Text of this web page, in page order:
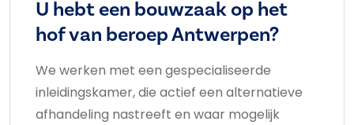
U hebt een bouwzaak op het
hof van beroep Antwerpen?
We werken met een gespecialiseerde
inleidingskamer, die actief een alternatieve
afhandeling nastreeft en waar mogelijk